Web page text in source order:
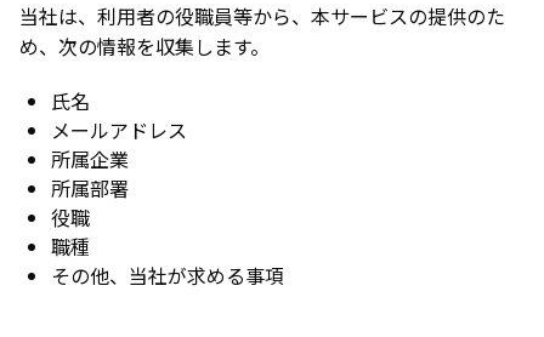
当社は、利用者の役職員等から、本サービスの提供のた
め、次の情報を収集します。
氏名
メールアドレス
所属企業
所属部署
役職
職種
その他、当社が求める事項